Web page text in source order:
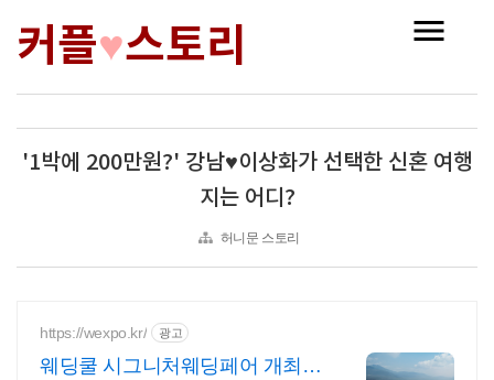
커플♥스토리
'1박에 200만원?' 강남♥이상화가 선택한 신혼 여행
지는 어디?
허니문 스토리
https://wexpo.kr/ 광고
웨딩쿨 시그니처웨딩페어 개최